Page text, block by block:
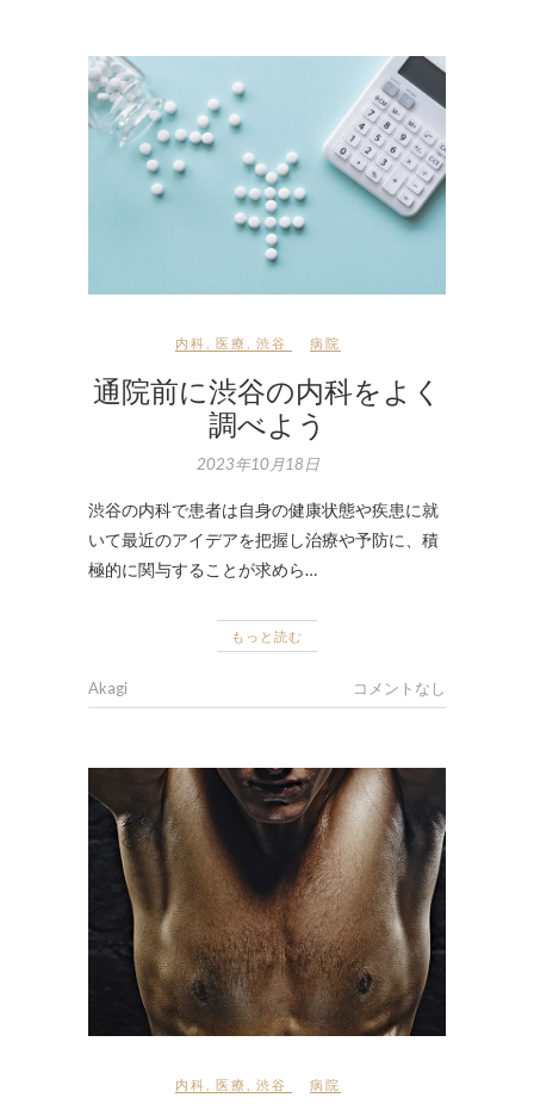
内科 医療 渋谷 病院
通院前に渋谷の内科をよく
調べよう
2023年10月18日
渋谷の内科で患者は自身の健康状態や疾患に就
いて最近のアイデアを把握し治療や予防に、積
極的に関与することが求めら…
もっと読む
Akagi コメントなし
内科 医療 渋谷 病院